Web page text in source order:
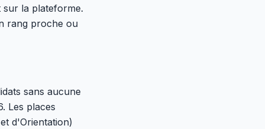
sur la plateforme.
rang proche ou
sans aucune
Les places
d'Orientation)